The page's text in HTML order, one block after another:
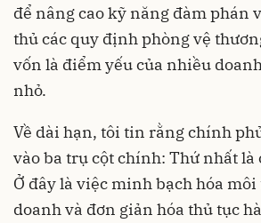
để nâng cao kỹ năng đàm phán
thủ các quy định phòng vệ
vốn là điểm yếu của nhiều
nhỏ.
Về dài hạn, tôi tin rằng chính
vào ba trụ cột chính: Thứ nhất là
Ở đây là việc minh bạch hóa
doanh và đơn giản hóa thủ tục